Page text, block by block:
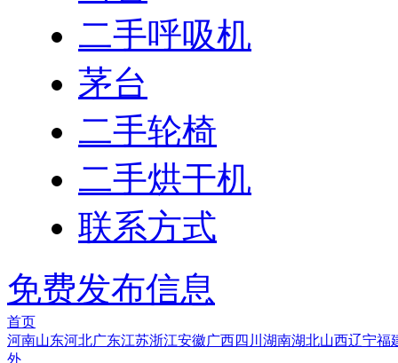
二手呼吸机
茅台
二手轮椅
二手烘干机
联系方式
免费发布信息
首页
河南山东河北广东江苏浙江安徽广西四川 湖南湖北山西辽宁福
外